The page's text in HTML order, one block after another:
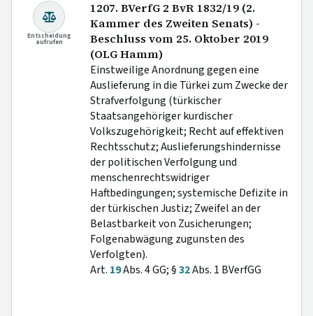
Entscheidung
aufrufen
1207. BVerfG 2 BvR 1832/19 (2.
Kammer des Zweiten Senats) -
Beschluss vom 25. Oktober 2019
(OLG Hamm)
Einstweilige Anordnung gegen eine
Auslieferung in die Türkei zum Zwecke der
Strafverfolgung (türkischer
Staatsangehöriger kurdischer
Volkszugehörigkeit; Recht auf effektiven
Rechtsschutz; Auslieferungshindernisse
der politischen Verfolgung und
menschenrechtswidriger
Haftbedingungen; systemische Defizite in
der türkischen Justiz; Zweifel an der
Belastbarkeit von Zusicherungen;
Folgenabwägung zugunsten des
Verfolgten).
Art. 19Abs. 4 GG; §32Abs. 1 BVerfGG